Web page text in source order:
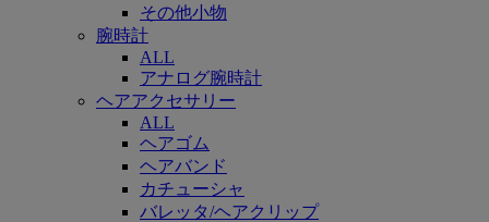
その他小物
腕時計
ALL
アナログ腕時計
ヘアアクセサリー
ALL
ヘアゴム
ヘアバンド
カチューシャ
バレッタ/ヘアクリップ